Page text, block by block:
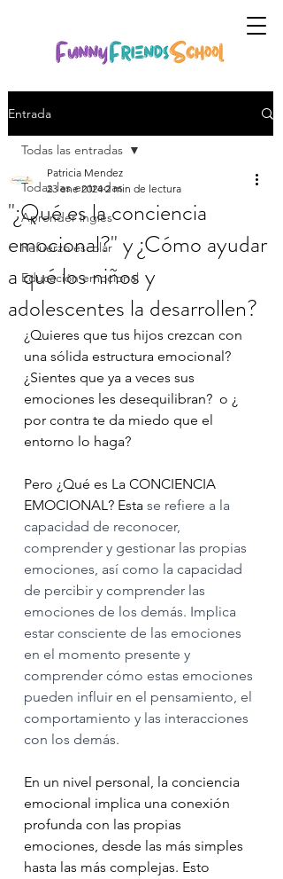
Entrada
Todas las entradas
Aprender inglés
Refuerzo escolar
Educación emocional
Todas las entradas
"¿Qué es la conciencia
emocional?" y ¿Cómo ayudar
a qué los niños y
adolescentes la desarrollen?
Patricia Mendez
23 ene 2024 2 min de lectura
¿Quieres que tus hijos crezcan con
una sólida estructura emocional?
¿Sientes que ya a veces sus
emociones les desequilibran?  o ¿
por contra te da miedo que el
entorno lo haga?
Pero ¿Qué es La CONCIENCIA
EMOCIONAL? Esta se refiere a la
capacidad de reconocer,
comprender y gestionar las propias
emociones, así como la capacidad
de percibir y comprender las
emociones de los demás. Implica
estar consciente de las emociones
en el momento presente y
comprender cómo estas emociones
pueden influir en el pensamiento, el
comportamiento y las interacciones
con los demás.
En un nivel personal, la conciencia
emocional implica una conexión
profunda con las propias
emociones, desde las más simples
hasta las más complejas. Esto